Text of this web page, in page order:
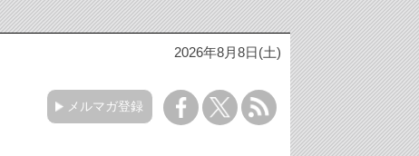
2026年8月8日(土)
メルマガ登録